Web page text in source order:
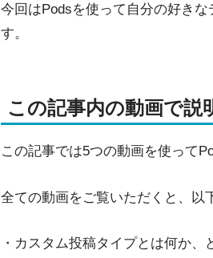
今回はPodsを使って自分の好き
す。
この記事内の動画で説
この記事では5つの動画を使って
全ての動画をご覧いただくと、以
・カスタム投稿タイプとは何か、